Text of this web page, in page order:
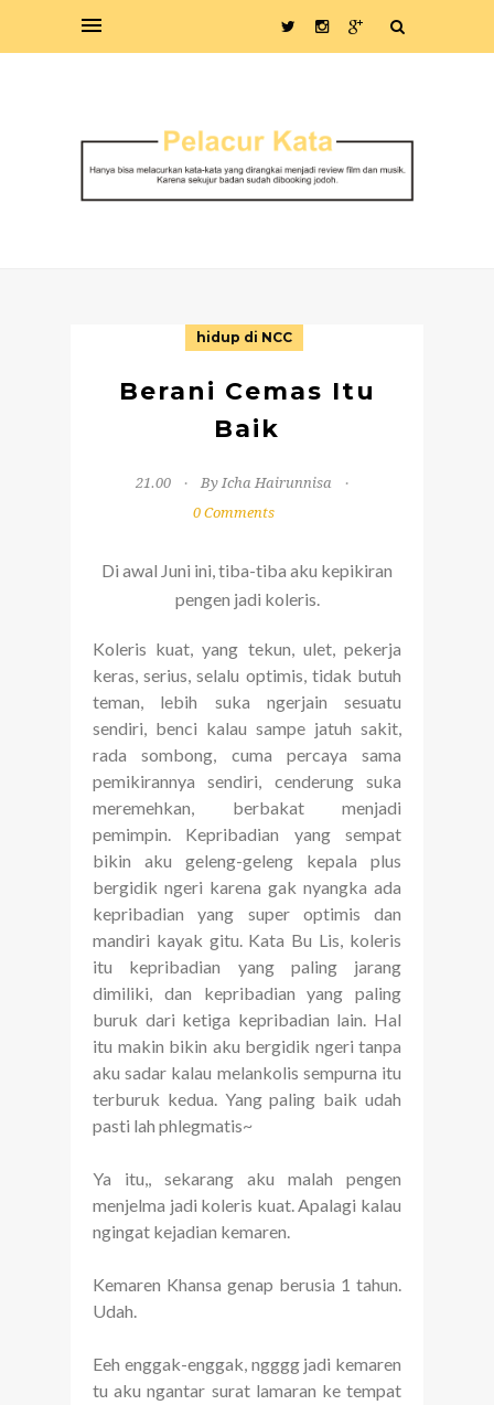
hidup di NCC
Berani Cemas Itu
Baik
21.00
By Icha Hairunnisa
0 Comments
Di awal Juni ini, tiba-tiba aku kepikiran
pengen jadi koleris.
Koleris kuat, yang tekun, ulet, pekerja
keras, serius, selalu optimis, tidak butuh
teman, lebih suka ngerjain sesuatu
sendiri, benci kalau sampe jatuh sakit,
rada sombong, cuma percaya sama
pemikirannya sendiri, cenderung suka
meremehkan, berbakat menjadi
pemimpin. Kepribadian yang sempat
bikin aku geleng-geleng kepala plus
bergidik ngeri karena gak nyangka ada
kepribadian yang super optimis dan
mandiri kayak gitu. Kata Bu Lis, koleris
itu kepribadian yang paling jarang
dimiliki, dan kepribadian yang paling
buruk dari ketiga kepribadian lain. Hal
itu makin bikin aku bergidik ngeri tanpa
aku sadar kalau melankolis sempurna itu
terburuk kedua. Yang paling baik udah
pasti lah phlegmatis~
Ya itu,, sekarang aku malah pengen
menjelma jadi koleris kuat. Apalagi kalau
ngingat kejadian kemaren.
Kemaren Khansa genap berusia 1 tahun.
Udah.
Eeh enggak-enggak, ngggg jadi kemaren
tu aku ngantar surat lamaran ke tempat